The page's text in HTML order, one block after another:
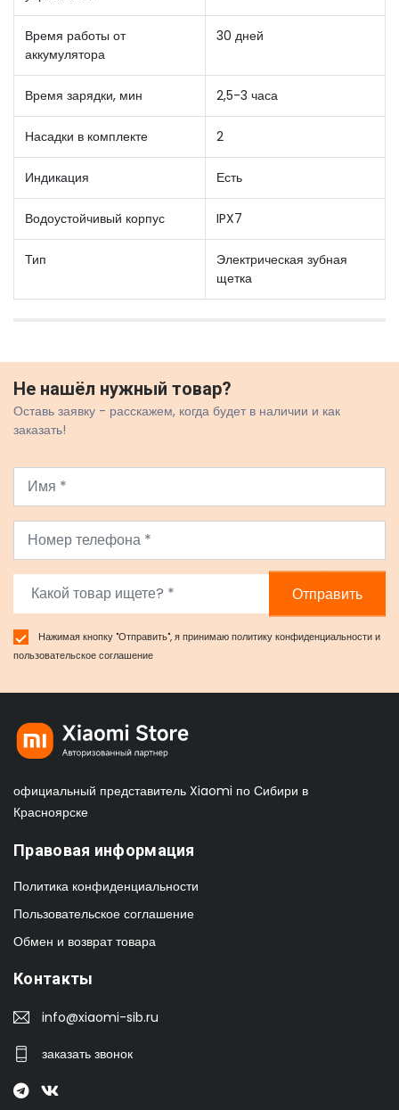
Время работы от
аккумулятора
30 дней
Время зарядки, мин 2,5-3 часа
Насадки в комплекте 2
Индикация Есть
Водоустойчивый корпус IPX7
Тип
Электрическая зубная
щетка
Не нашёл нужный товар?
Оставь заявку - расскажем, когда будет в наличии и как
заказать!
Отправить
Нажимая кнопку "Отправить", я принимаюполитику конфиденциальностии
пользовательское соглашение
официальный представитель Xiaomi по Сибири в
Красноярске
Правовая информация
Политика конфиденциальности
Пользовательское соглашение
Обмен и возврат товара
Контакты
info@xiaomi-sib.ru
заказать звонок